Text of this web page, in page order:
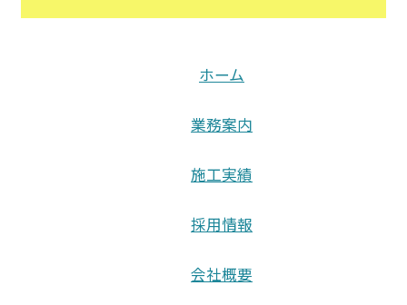
ホーム
業務案内
施工実績
採用情報
会社概要